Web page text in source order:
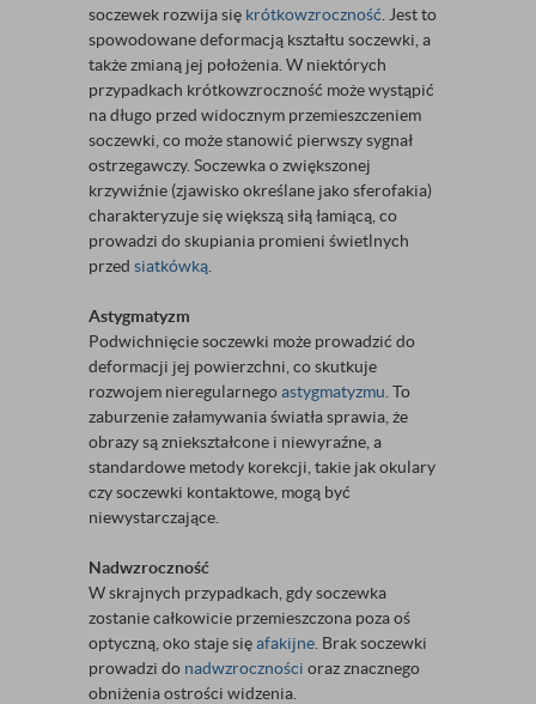
soczewek rozwija się krótkowzroczność . Jest to
spowodowane deformacją kształtu soczewki, a
także zmianą jej położenia. W niektórych
przypadkach krótkowzroczność może wystąpić
na długo przed widocznym przemieszczeniem
soczewki, co może stanowić pierwszy sygnał
ostrzegawczy. Soczewka o zwiększonej
krzywiźnie (zjawisko określane jako sferofakia)
charakteryzuje się większą siłą łamiącą, co
prowadzi do skupiania promieni świetlnych
przed siatkówką
Astygmatyzm
Podwichnięcie soczewki może prowadzić do
deformacji jej powierzchni, co skutkuje
rozwojem nieregularnegoastygmatyzmu . To
zaburzenie załamywania światła sprawia, że
obrazy są zniekształcone i niewyraźne, a
standardowe metody korekcji, takie jak okulary
czy soczewki kontaktowe, mogą być
niewystarczające.
Nadwzroczność
W skrajnych przypadkach, gdy soczewka
zostanie całkowicie przemieszczona poza oś
optyczną, oko staje sięafakijne . Brak soczewki
prowadzi do nadwzroczności oraz znacznego
obniżenia ostrości widzenia.